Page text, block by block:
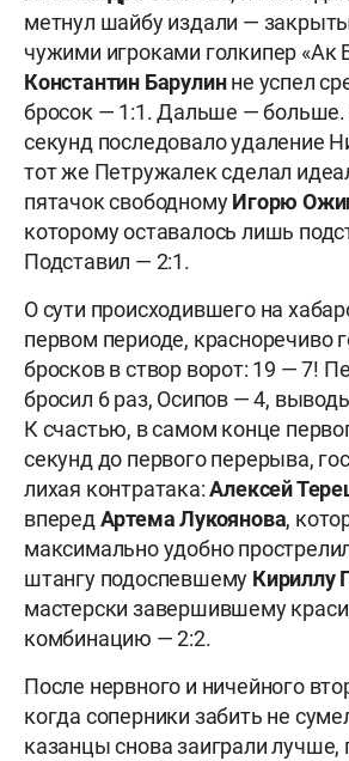
метнул шайбу издали —
чужими игроками голкипер «Ак
Константин Барулинне успел
бросок — 1:1. Дальше — больше.
секунд последовало удаление
тот же Петружалек сделал
пятачок свободномуИгорю
которому оставалось лишь
Подставил — 2:1.
О сути происходившего на
первом периоде, красноречиво
бросков в створ ворот: 19 — 7!
бросил 6 раз, Осипов — 4,
К счастью, в самом конце
секунд до первого перерыва,
лихая контратака:Алексей
впередАртема Лукоянова,
максимально удобно
штангу подоспевшему Кириллу
мастерски завершившему
комбинацию — 2:2.
После нервного и ничейного
когда соперники забить не
казанцы снова заиграли лучше,